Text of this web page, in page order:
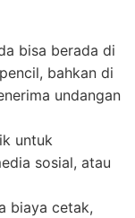
bisa berada di
bahkan di
undangan
untuk
sosial, atau
biaya cetak,